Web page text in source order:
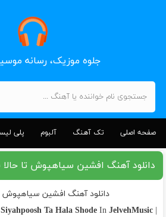
جلوه موزیک، رسانه
صفحه اصلی تک آهنگ آلبوم پلی
دانلود آهنگ افشین سیاهپوش تا
دانلود آهنگ افشین سیاهپوش
| Download Song
Ta Hala ShodeIn JelvehMusic |